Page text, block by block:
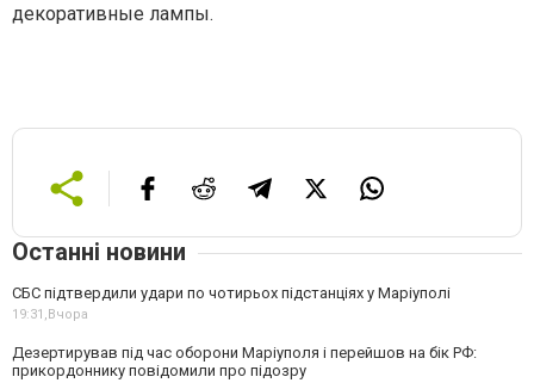
декоративные лампы.
Останні новини
СБС підтвердили удари по чотирьох підстанціях у Маріуполі
19:31,Вчора
Дезертирував під час оборони Маріуполя і перейшов на бік РФ:
прикордоннику повідомили про підозру